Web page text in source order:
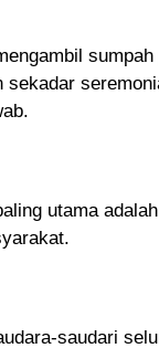
sekadar
utama
saudari